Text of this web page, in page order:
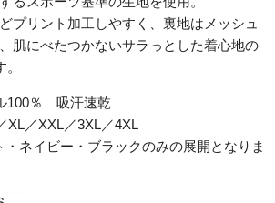
プリント加工しやすく、裏地はメッシュ
肌にべたつかないサラっとした着心地の
100％ 吸汗速乾
XL／XXL／3XL／4XL
ネイビー・ブラックのみの展開となりま